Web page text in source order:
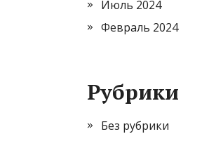
Июль 2024
Февраль 2024
Рубрики
Без рубрики